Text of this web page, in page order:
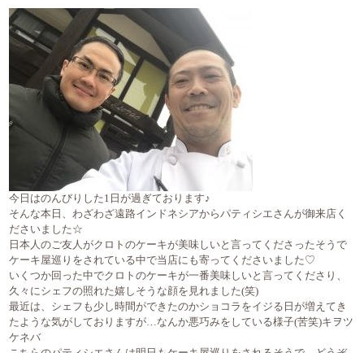
今日はのんびりした1日が過ぎております♪
そんな本日、わざわざ遠路インドネシアからパティシエさんが御来店く
ださいました☆
日本人のご友人がクロトのケーキが美味しいと言ってくださったそうで
ケーキ屋巡りをされている中で当店にも寄ってくださいました♡
いくつか回った中でクロトのケーキが一番美味しいと言ってくださり、
久々にシェフの照れた嬉しそうな顔を見れました(笑)
最近は、シェフも少し時間ができたのかショコラをイジる日が増えてき
たような気がしておりますが…なんか悪巧みをしている様子(苦笑)キヲツ
ケネバ